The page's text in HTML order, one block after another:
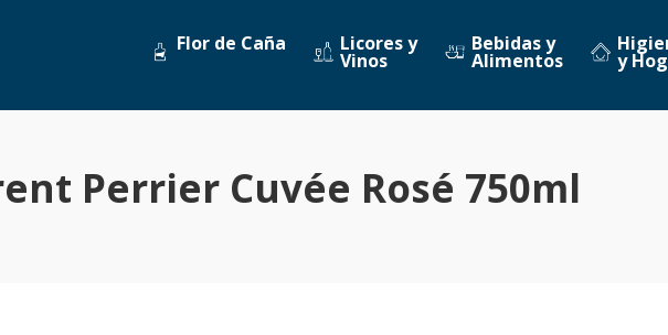
Flor de Caña Licores y
Vinos
Bebidas y
Alimentos y
Perrier Cuvée Rosé 750ml